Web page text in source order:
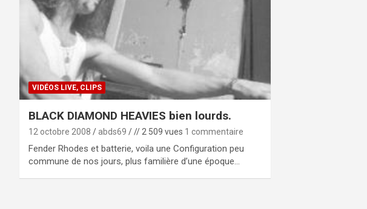
VIDÉOS LIVE, CLIPS
BLACK DIAMOND HEAVIES bien lourds.
12 octobre 2008 abds69 // 2 509 vues 1 commentaire
Fender Rhodes et batterie, voila une Configuration peu
commune de nos jours, plus familière d’une époque…